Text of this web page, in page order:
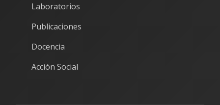
Laboratorios
Publicaciones
Docencia
Acción Social